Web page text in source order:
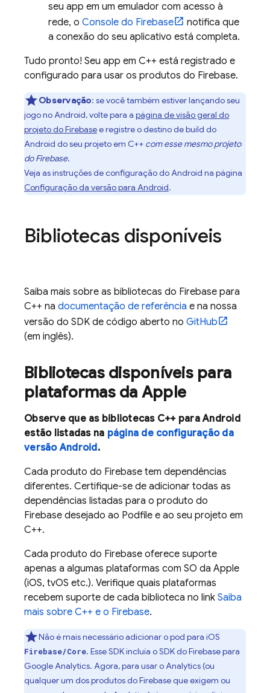
seu app em um emulador com acesso à
rede, o Console do Firebase
notifica que
a conexão do seu aplicativo está completa.
Tudo pronto! Seu app em C++ está registrado e
configurado para usar os produtos do Firebase.
Observação: se você também estiver lançando seu
jogo no Android, volte para a página de visão geral do
projeto do Firebasee registre o destino de build do
Android do seu projeto em C++ com esse mesmo projeto
do Firebase.
Veja as instruções de configuração do Android na página
Configuração da versão para Android.
Bibliotecas disponíveis
Saiba mais sobre as bibliotecas do Firebase para
C++ na documentação de referência e na nossa
versão do SDK de código aberto no GitHub
(em inglês).
Bibliotecas disponíveis para
plataformas da Apple
Observe que as bibliotecas C++ para Android
estão listadas na página de configuração da
versão Android.
Cada produto do Firebase tem dependências
diferentes. Certifique-se de adicionar todas as
dependências listadas para o produto do
Firebase desejado ao Podfile e ao seu projeto em
C++.
Cada produto do Firebase oferece suporte
apenas a algumas plataformas com SO da Apple
(iOS, tvOS etc.). Verifique quais plataformas
recebem suporte de cada biblioteca no link Saiba
mais sobre C++ e o Firebase.
Não é mais necessário adicionar o pod para iOS
Firebase/Core. Esse SDK incluía o SDK do Firebase para
Google Analytics. Agora, para usar oAnalytics(ou
qualquer um dos produtos do Firebase que exigem ou